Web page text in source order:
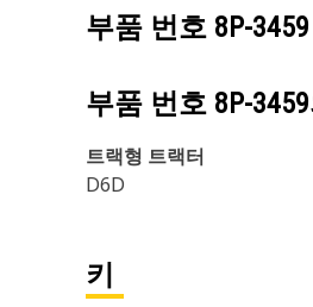
부품 번호 8P-3459
부품 번호 8P-3459
트랙형 트랙터
D6D
키